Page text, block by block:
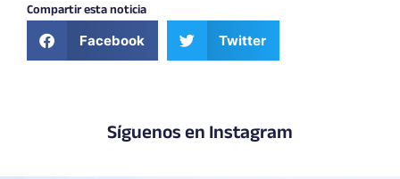
Compartir esta noticia
Facebook Twitter
Síguenos en Instagram